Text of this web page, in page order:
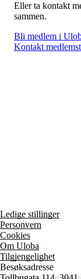
Eller ta kontakt
sammen.
Bli medlem i
Kontakt
Ledige stillinger
Personvern
Cookies
Om Uloba
Tilgjengelighet
Besøksadresse